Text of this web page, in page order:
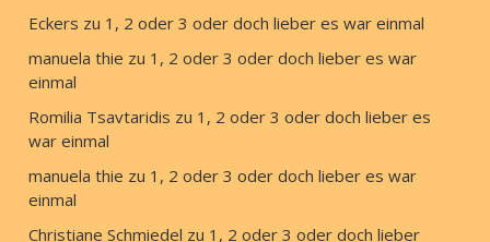
Eckers zu 1, 2 oder 3 oder doch lieber es war einmal
manuela thie zu 1, 2 oder 3 oder doch lieber es war
einmal
Romilia Tsavtaridis zu 1, 2 oder 3 oder doch lieber es
war einmal
manuela thie zu 1, 2 oder 3 oder doch lieber es war
einmal
Christiane Schmiedel zu 1, 2 oder 3 oder doch lieber